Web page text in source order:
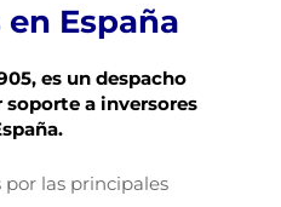
España
es un despacho
soporte a inversores
por las principales